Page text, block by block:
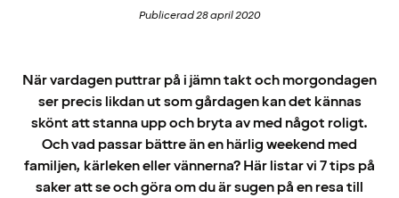
Publicerad 28 april 2020
När vardagen puttrar på i jämn takt och morgondagen
ser precis likdan ut som gårdagen kan det kännas
skönt att stanna upp och bryta av med något roligt.
Och vad passar bättre än en härlig weekend med
familjen, kärleken eller vännerna? Här listar vi 7 tips på
saker att se och göra om du är sugen på en resa till